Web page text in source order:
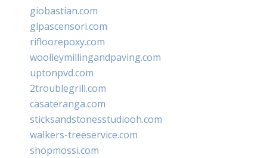
giobastian.com
glpascensori.com
rifloorepoxy.com
woolleymillingandpaving.com
uptonpvd.com
2troublegrill.com
casateranga.com
sticksandstonesstudiooh.com
walkers-treeservice.com
shopmossi.com